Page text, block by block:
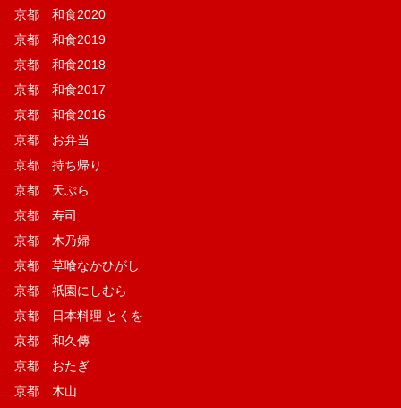
京都 和食2020
京都 和食2019
京都 和食2018
京都 和食2017
京都 和食2016
京都 お弁当
京都 持ち帰り
京都 天ぷら
京都 寿司
京都 木乃婦
京都 草喰なかひがし
京都 祇園にしむら
京都 日本料理 とくを
京都 和久傳
京都 おたぎ
京都 木山